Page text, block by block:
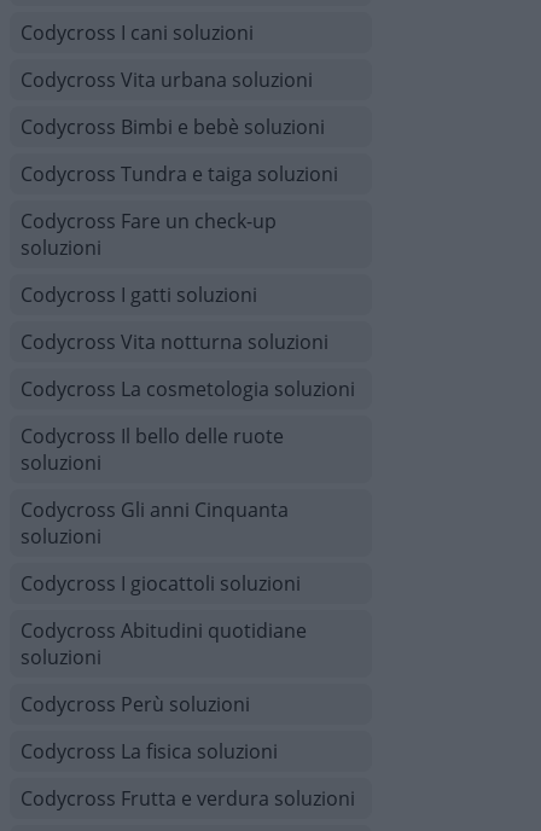
Codycross I cani soluzioni
Codycross Vita urbana soluzioni
Codycross Bimbi e bebè soluzioni
Codycross Tundra e taiga soluzioni
Codycross Fare un check-up
soluzioni
Codycross I gatti soluzioni
Codycross Vita notturna soluzioni
Codycross La cosmetologia soluzioni
Codycross Il bello delle ruote
soluzioni
Codycross Gli anni Cinquanta
soluzioni
Codycross I giocattoli soluzioni
Codycross Abitudini quotidiane
soluzioni
Codycross Perù soluzioni
Codycross La fisica soluzioni
Codycross Frutta e verdura soluzioni